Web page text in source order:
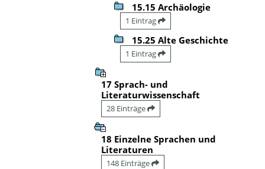
15.15 Archäologie
1 Eintrag
15.25 Alte Geschichte
1 Eintrag
17 Sprach- und
Literaturwissenschaft
28 Einträge
18 Einzelne Sprachen und
Literaturen
148 Einträge